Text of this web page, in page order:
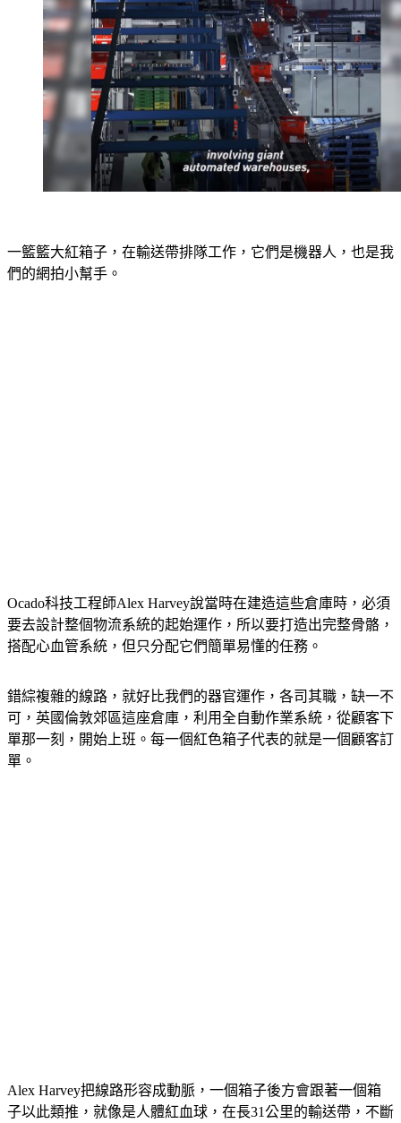
一籃籃大紅箱子，在輸送帶排隊工作，它們是機器人，也是我
Ocado科技工程師Alex Harvey說當時在建造這些倉庫時，必須
要去設計整個物流系統的起始運作，所以要打造出完整骨骼，
錯綜複雜的線路，就好比我們的器官運作，各司其職，缺一不
可，英國倫敦郊區這座倉庫，利用全自動作業系統，從顧客下
單那一刻，開始上班。每一個紅色箱子代表的就是一個顧客訂
Alex Harvey把線路形容成動脈，一個箱子後方會跟著一個箱